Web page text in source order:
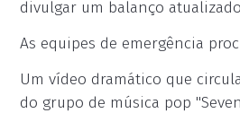
divulgar um balanço
As equipes de emergência
Um vídeo dramático que
do grupo de música pop